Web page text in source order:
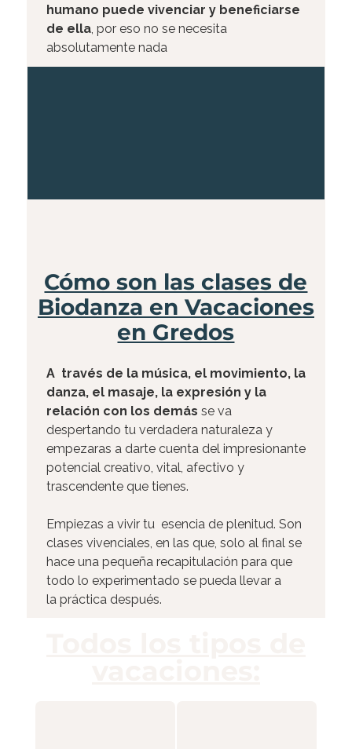
humano puede vivenciar y beneficiarse
de ella, por eso no se necesita
absolutamente nada
Cómo son las clases de
Biodanza en Vacaciones
en Gredos​
A través de la música, el movimiento, la
danza, el masaje, la expresión y la
relación con los demás se va
despertando tu verdadera naturaleza y
empezaras a darte cuenta del impresionante
potencial creativo, vital, afectivo y
trascendente que tienes.
Empiezas a vivir tu esencia de plenitud. Son
clases vivenciales, en las que, solo al final se
hace una pequeña recapitulación para que
todo lo experimentado se pueda llevar a
la práctica después.